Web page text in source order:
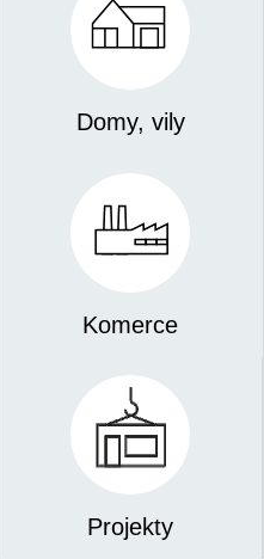
Domy, vily
Komerce
Projekty